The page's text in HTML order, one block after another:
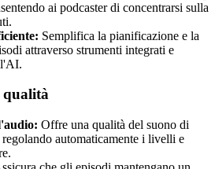
ai podcaster di concentrarsi sulla
Semplifica la pianificazione e la
attraverso strumenti integrati e
qualità
Offre una qualità del suono di
automaticamente i livelli e